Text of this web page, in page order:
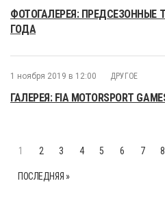
ФОТОГАЛЕРЕЯ: ПРЕДСЕЗОННЫЕ
ГОДА
1 ноября 2019 в 12:00 ДРУГОЕ
ГАЛЕРЕЯ: FIA MOTORSPORT
1 2 3 4 5 6 7 8
ПОСЛЕДНЯЯ »